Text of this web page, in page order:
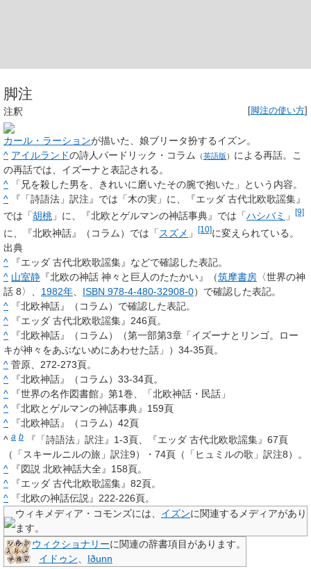
脚注
[脚注の使い方]
注釈
カール・ラーションが描いた、娘ブリータ扮するイズン。
^ アイルランドの詩人パードリック・コラム （英語版 ） による再話。こ
の再話では、 イズーナと表記される。
^
「兄を殺した男を、 きれいに磨いたその腕で抱いた」という内容。
^
『「詩語法」訳注』では「木の実」に、『エッダ 古代北欧歌謡集』
では「胡桃 」に、『北欧とゲルマンの神話事典』では「ハシバミ 」 [9]
に、『北欧神話』（コラム）では「 スズメ 」 [10]に変えられている。
出典
^
『エッダ 古代北欧歌謡集』などで確認した表記。
^ 山室静 『北欧の神話 神々と巨人のたたかい』（筑摩書房 〈世界の神
話 8〉、 1982年 ISBN 978-4-480-32908-0）で確認した表記。
^
『北欧神話』（コラム）で確認した表記。
^
『エッダ 古代北欧歌謡集』246頁。
^
『北欧神話』（コラム）（第一部第3章「イズーナとリンゴ。ロー
キが神々をあぶないめにあわせた話」）34-35頁。
^ 菅原、272-273頁。
^
『北欧神話』（コラム）33-34頁。
^
『世界の名作図書館』第1巻、「北欧神話・民話」
^
『北欧とゲルマンの神話事典』159頁
^
『北欧神話』（コラム）42頁
^ a b
『「詩語法」訳注』1-3頁、『エッダ 古代北欧歌謡集』67頁
（「スキールニルの旅」訳注9）・74頁（「ヒュミルの歌」訳注8）。
^
『図説 北欧神話大全』158頁。
^
『エッダ 古代北欧歌謡集』82頁。
^
『北欧の神話伝説』222-226頁。
ウィキメディア・コモンズには、 イズンに関連するメディアがあり
ます。
ウィクショナリーに関連の辞書項目があります。
イドゥン
Iðunn